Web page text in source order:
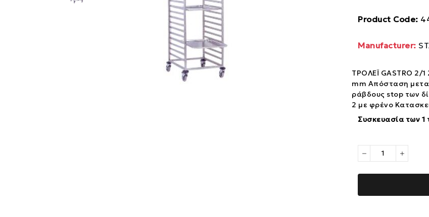
Product Code:
Manufacturer:
ΤΡΟΛΕΪ GASTRO 2/
mm Απόσταση
ράβδους stop των
2 με φρένο
Συσκευασία των 1